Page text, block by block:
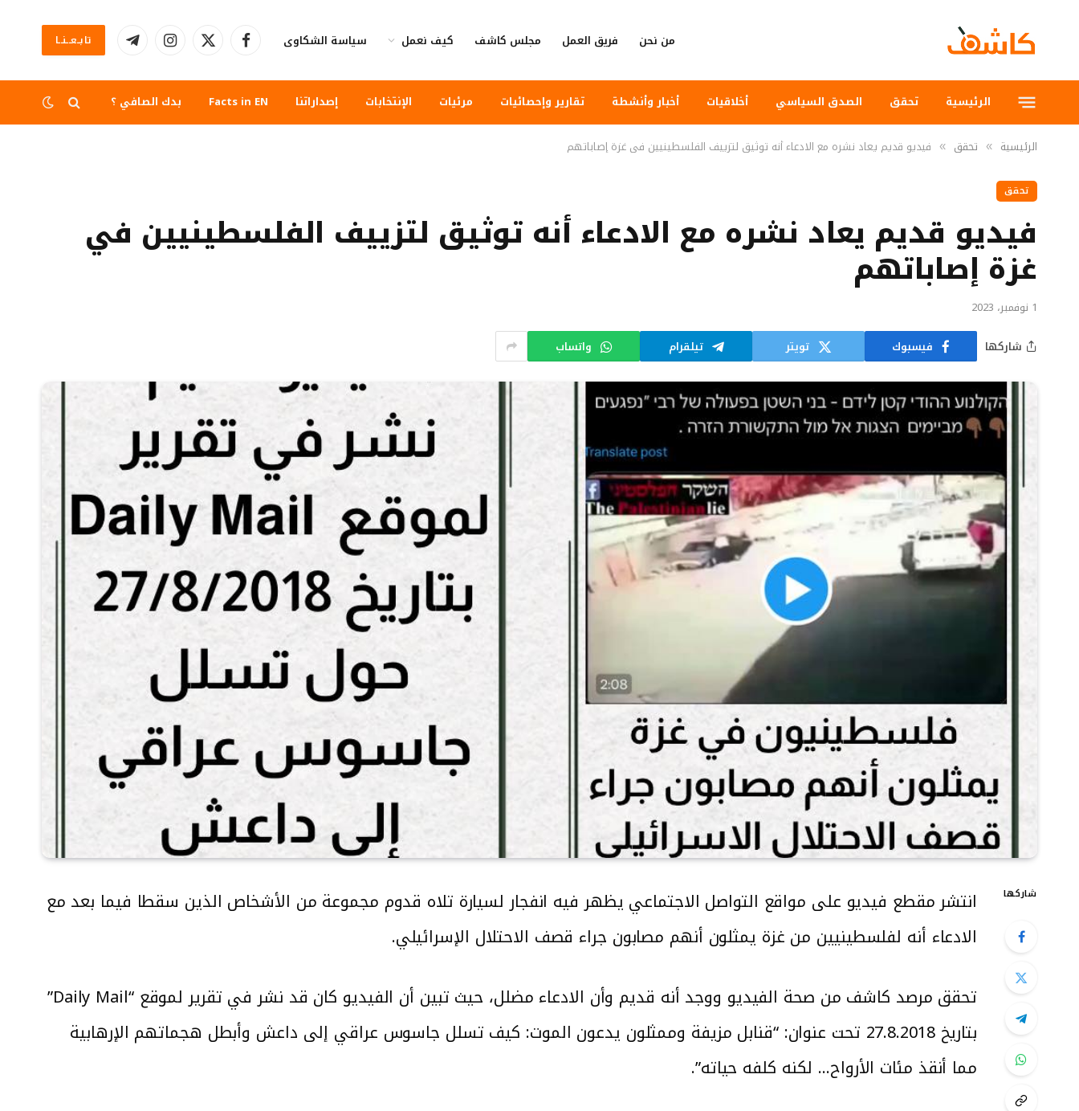
من نحن فريق العمل مجلس كاشف كيف نعمل سياسة الشكاوى فيسبوكX الانستغرامتيلقرام تابــعــنــا
الرئيسية تحقق الصدق السياسي أخلاقيات أخبار وأنشطة تقارير وإحصائيات مرئيات الإنتخابات إصداراتنا Facts in EN بدك الصافي ؟
الرئيسية » تحقق » فيديو قديم يعاد نشره مع الادعاء أنه توثيق لتزييف الفلسطينيين في غزة إصاباتهم
تحقق
فيديو قديم يعاد نشره مع الادعاء أنه توثيق لتزييف الفلسطينيين في
غزة إصاباتهم
1 نوفمبر، 2023
شاركها
فيسبوك تويتر تيلقرام واتساب
شاركها
انتشر مقطع فيديو على مواقع التواصل الاجتماعي يظهر فيه انفجار لسيارة تلاه قدوم مجموعة من الأشخاص الذين سقطا فيما بعد مع
الادعاء أنه لفلسطينيين من غزة يمثلون أنهم مصابون جراء قصف الاحتلال الإسرائيلي.
تحقق مرصد كاشف من صحة الفيديو ووجد أنه قديم وأن الادعاء مضلل، حيث تبين أن الفيديو كان قد نشر في تقرير لموقع “Daily Mail”
بتاريخ 27.8.2018 تحت عنوان: “قنابل مزيفة وممثلون يدعون الموت: كيف تسلل جاسوس عراقي إلى داعش وأبطل هجماتهم الإرهابية
مما أنقذ مئات الأرواح… لكنه كلفه حياته”.